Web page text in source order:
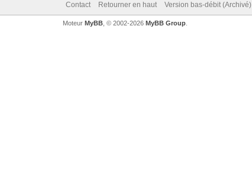
Contact Retourner en haut Version bas-débit (Archivé)
Moteur MyBB, © 2002-2026 MyBB Group.